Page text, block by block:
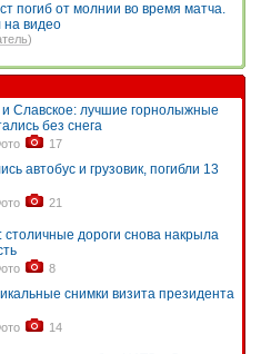
погиб от молнии во время матча.
на видео
)
и Славское: лучшие горнолыжные
без снега
17
автобус и грузовик, погибли 13
21
дороги снова накрыла
8
снимки визита президента
14